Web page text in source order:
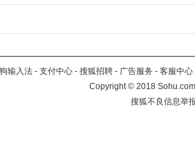
输入法 - 支付中心 - 搜狐招聘 - 广告服务 - 客服中心
Copyright©2018
搜狐不良信息举